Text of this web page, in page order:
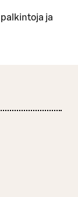
ja